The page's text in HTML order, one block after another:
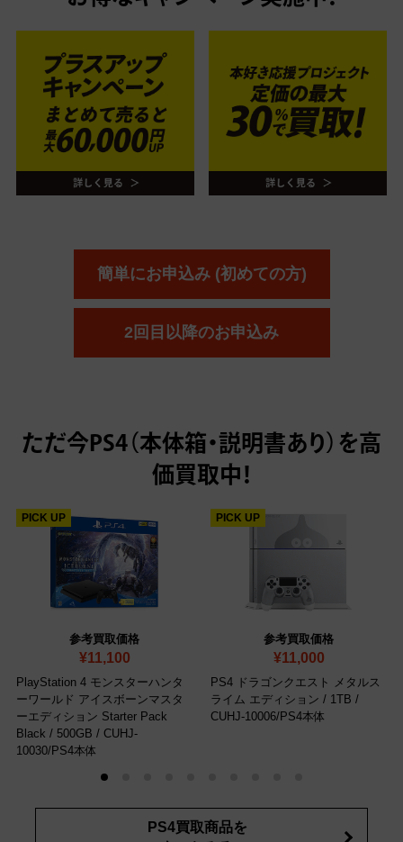
簡単にお申込み (初めての方)
2回目以降のお申込み
ただ今 PS4（本体箱・説明書あり）を高
価買取中！
参考買取価格
¥11,100
PICK UP
PlayStation 4 モンスターハンタ
ーワールド アイスボーンマスタ
ーエディション Starter Pack
Black / 500GB / CUHJ-
10030/PS4本体
参考買取価格
¥11,000
PICK UP
PS4 ドラゴンクエスト メタルス
ライム エディション / 1TB /
CUHJ-10006/PS4本体
PS4買取商品を